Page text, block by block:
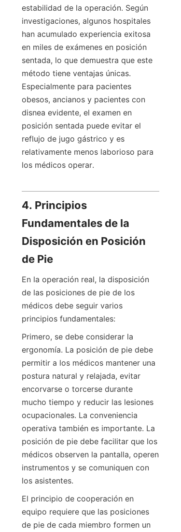
estabilidad de la operación. Según
investigaciones, algunos hospitales
han acumulado experiencia exitosa
en miles de exámenes en posición
sentada, lo que demuestra que este
método tiene ventajas únicas.
Especialmente para pacientes
obesos, ancianos y pacientes con
disnea evidente, el examen en
posición sentada puede evitar el
reflujo de jugo gástrico y es
relativamente menos laborioso para
los médicos operar.
4. Principios
Fundamentales de la
Disposición en Posición
de Pie
En la operación real, la disposición
de las posiciones de pie de los
médicos debe seguir varios
principios fundamentales:
Primero, se debe considerar la
ergonomía. La posición de pie debe
permitir a los médicos mantener una
postura natural y relajada, evitar
encorvarse o torcerse durante
mucho tiempo y reducir las lesiones
ocupacionales. La conveniencia
operativa también es importante. La
posición de pie debe facilitar que los
médicos observen la pantalla, operen
instrumentos y se comuniquen con
los asistentes.
El principio de cooperación en
equipo requiere que las posiciones
de pie de cada miembro formen un